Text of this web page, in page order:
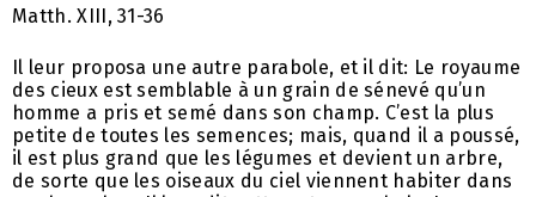
Matth. XIII, 31-36
Il leur proposa une autre parabole, et il dit: Le royaume
des cieux est semblable à un grain de sénevé qu’un
homme a pris et semé dans son champ. C’est la plus
petite de toutes les semences; mais, quand il a poussé,
il est plus grand que les légumes et devient un arbre,
de sorte que les oiseaux du ciel viennent habiter dans